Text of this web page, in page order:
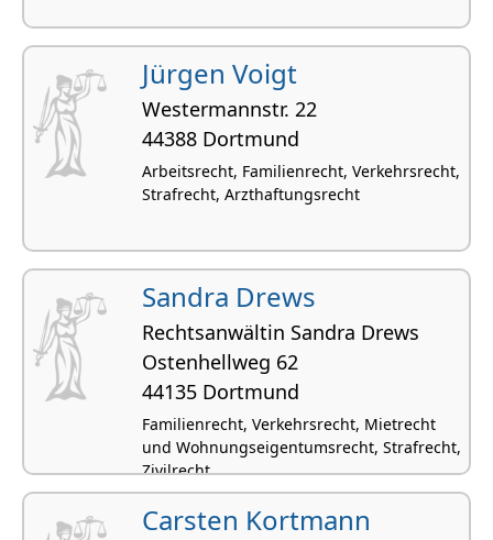
Jürgen Voigt
Westermannstr. 22
44388 Dortmund
Arbeitsrecht, Familienrecht, Verkehrsrecht,
Strafrecht, Arzthaftungsrecht
Sandra Drews
Rechtsanwältin Sandra Drews
Ostenhellweg 62
44135 Dortmund
Familienrecht, Verkehrsrecht, Mietrecht
und Wohnungseigentumsrecht, Strafrecht,
Zivilrecht
Carsten Kortmann